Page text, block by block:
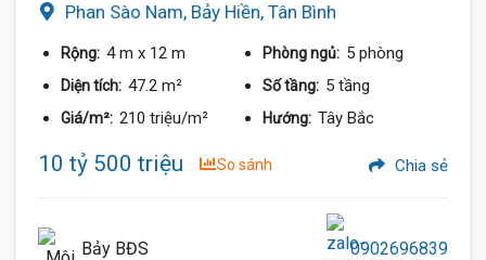
Phan Sào Nam, Bảy Hiền, Tân Bình
Rộng: 4 m x 12 m Phòng ngủ: 5 phòng
Diện tích: 47.2 m² Số tầng: 5 tầng
Giá/m²: 210 triệu/m² Hướng: Tây Bắc
10 tỷ 500 triệu So sánh Chia sẻ
Bảy BĐS 0902696839